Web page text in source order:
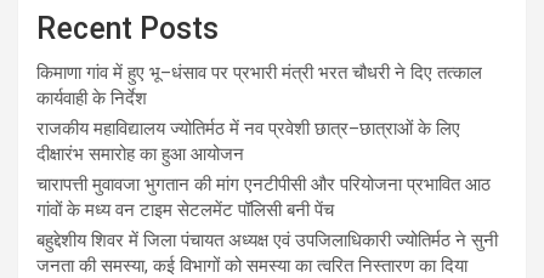
Recent Posts
किमाणा गांव में हुए भू–धंसाव पर प्रभारी मंत्री भरत चौधरी ने दिए तत्काल
कार्यवाही के निर्देश
राजकीय महाविद्यालय ज्योतिर्मठ में नव प्रवेशी छात्र–छात्राओं के लिए
दीक्षारंभ समारोह का हुआ आयोजन
चारापत्ती मुवावजा भुगतान की मांग एनटीपीसी और परियोजना प्रभावित आठ
गांवों के मध्य वन टाइम सेटलमेंट पॉलिसी बनी पेंच
बहुद्देशीय शिवर में जिला पंचायत अध्यक्ष एवं उपजिलाधिकारी ज्योतिर्मठ ने सुनी
जनता की समस्या, कई विभागों को समस्या का त्वरित निस्तारण का दिया